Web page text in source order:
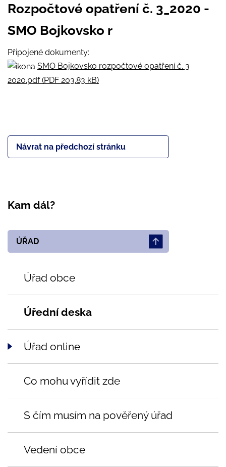
Rozpočtové opatření č. 3_2020 -
SMO Bojkovsko r
Připojené dokumenty:
SMO Bojkovsko rozpočtové opatření č. 3
2020.pdf (PDF 203.83 kB)
Návrat na předchozí stránku
Kam dál?
ÚŘAD
Úřad obce
Úřední deska
Úřad online
Co mohu vyřídit zde
S čím musím na pověřený úřad
Vedení obce